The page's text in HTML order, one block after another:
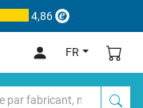
4,86
FR